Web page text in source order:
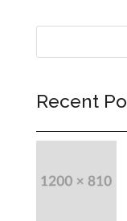
Recent